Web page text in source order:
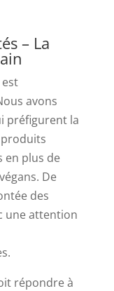
– La
avons
préfigurent la
produits
en plus de
De
des
une attention
répondre à